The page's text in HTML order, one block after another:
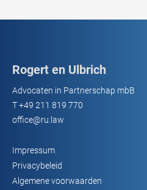
Rogert en Ulbrich
Advocaten in Partnerschap mbB
T+49 211 819 770
office@ru.law
Impressum
Privacybeleid
Algemene voorwaarden